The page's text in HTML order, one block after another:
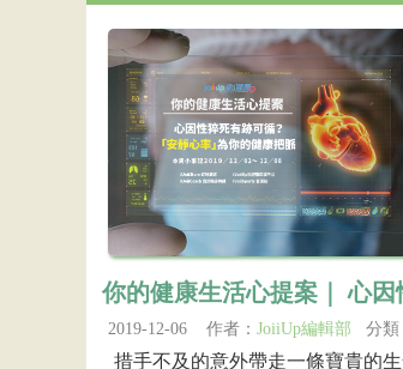
你的健康生活心提案｜ 心
2019-12-06 作者： JoiiUp編輯部 分類
措手不及的意外帶走一條寶貴的